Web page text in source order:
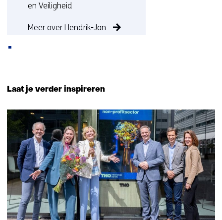
en Veiligheid
Meer over Hendrik-Jan
(Neem
contact
met
ons
op)
Laat je verder inspireren
91
resultaten,
getoond
6
t/m
10